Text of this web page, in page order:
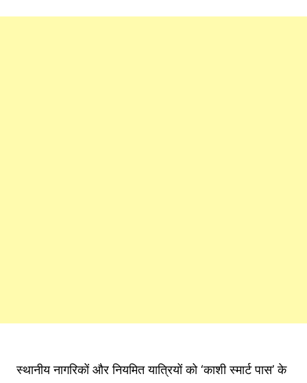
स्थानीय नागरिकों और नियमित यात्रियों को ‘काशी स्मार्ट पास’ के